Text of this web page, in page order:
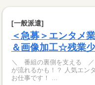
[一般派遣]
＜急募＞エンタメ
＆画像加工☆残業少
＼ 番組の裏側を支える ／ テレビであなたが加工・編集した動画
が流れるかも！？ 人気エン
お仕事です！ ...